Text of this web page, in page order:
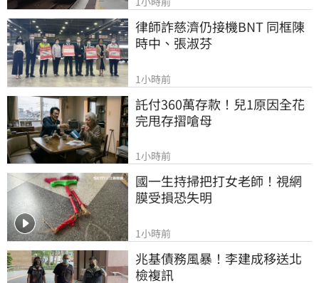
律師詐慈濟仍接機BNT 同框陳
時中、張淑芬
1小時前
託付360萬存款！兒1原因全花
完甩存摺嗆母
1小時前
國一生持掃把打女老師！視網
膜受損恐失明
1小時前
兆基債務風暴！李建成移送北
檢複訊